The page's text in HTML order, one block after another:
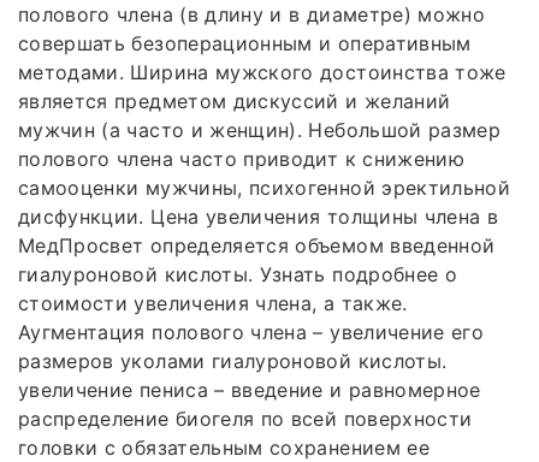
полового члена (в длину и в диаметре) можно
совершать безоперационным и оперативным
методами. Ширина мужского достоинства тоже
является предметом дискуссий и желаний
мужчин (а часто и женщин). Небольшой размер
полового члена часто приводит к снижению
самооценки мужчины, психогенной эректильной
дисфункции. Цена увеличения толщины члена в
МедПросвет определяется объемом введенной
гиалуроновой кислоты. Узнать подробнее о
стоимости увеличения члена, а также.
Аугментация полового члена – увеличение его
размеров уколами гиалуроновой кислоты.
увеличение пениса – введение и равномерное
распределение биогеля по всей поверхности
головки с обязательным сохранением ее